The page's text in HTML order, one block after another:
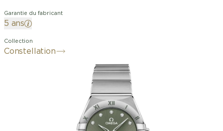
Garantie du fabricant
5 ans
Collection
Constellation